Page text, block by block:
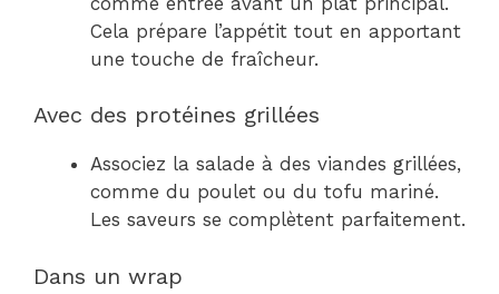
Cela prépare l’appétit tout en apportant
une touche de fraîcheur.
Avec des protéines grillées
Associez la salade à des viandes grillées,
comme du poulet ou du tofu mariné.
Les saveurs se complètent parfaitement.
Dans un wrap